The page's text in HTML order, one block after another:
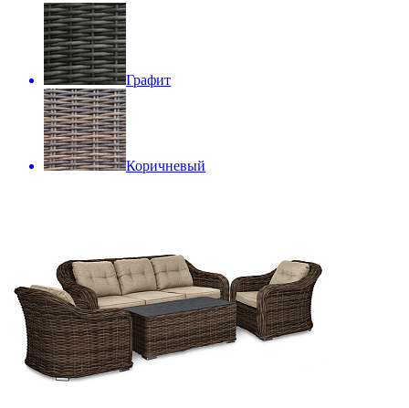
Графит
Коричневый